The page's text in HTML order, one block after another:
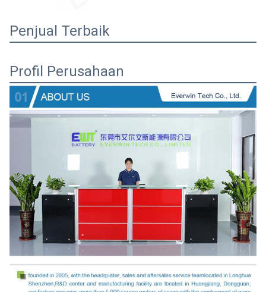
Penjual Terbaik
Profil Perusahaan